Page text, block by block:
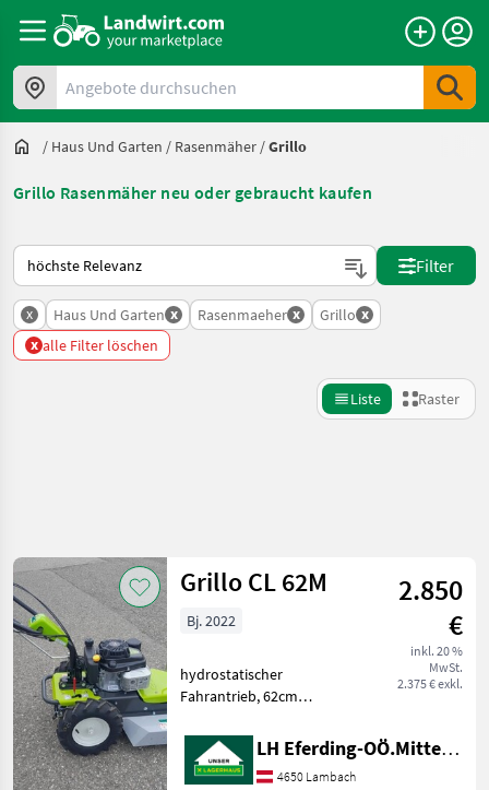
Angebote durchsuchen
/ Haus Und Garten / Rasenmäher /Grillo
Grillo Rasenmäher neu oder gebraucht kaufen
So wird auf Landwirt.com sortiert
Filter
x Haus Und Garten x Rasenmaeher x Grillo x
x alle Filter löschen
Liste Raster
Kategorie 4 Land Filter
AKTUELLER
PFAD
Sonstiges
Haus
Und
Garten
Zurücksetzen
Ergebnisse
anzeigen
Grillo CL 62M
2.850
€
inkl. 20 %
MwSt.
2.375 € exkl.
Bj. 2022
hydrostatischer
Fahrantrieb, 62cm
5PS mit Ölpumpe, 180ccm
Hubraum, Schnitthöhe 5-
11cm mittels Kurbel
LH Eferding-OÖ.Mitte, Lambach
4650 Lambach